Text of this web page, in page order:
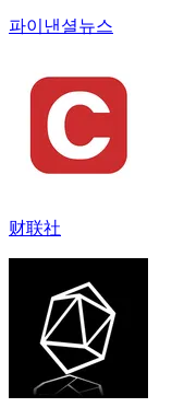
파이낸셜뉴스
财联社